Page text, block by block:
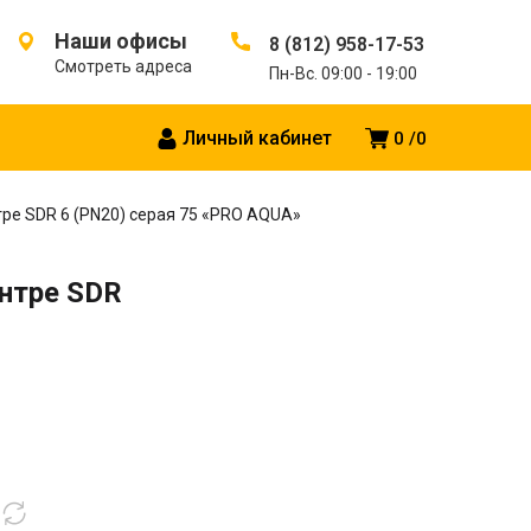
Наши офисы
Смотреть адреса
8 (812) 958-17-53
Пн-Вс. 09:00 - 19:00
0 0
Личный кабинет
SDR 6 (PN20) серая 75 «PRO AQUA»
SDR